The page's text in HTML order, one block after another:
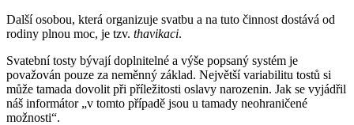
Další osobou, která organizuje svatbu a na tuto činnost dostává od
rodiny plnou moc, je tzv. thavikaci.
Svatební tosty bývají doplnitelné a výše popsaný systém je
považován pouze za neměnný základ. Největší varia­bilitu tostů si
může tamada dovolit při příležitosti oslavy narozenin. Jak se vyjádřil
náš informátor „v tomto případě jsou u tamady neohraničené
možnosti“.